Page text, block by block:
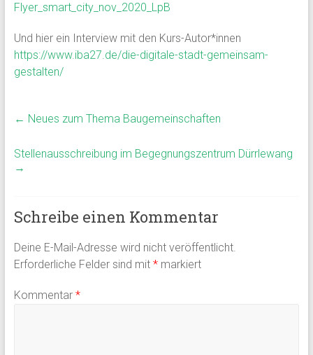
Flyer_smart_city_nov_2020_LpB
Und hier ein Interview mit den Kurs-Autor*innen
https://www.iba27.de/die-digitale-stadt-gemeinsam-
gestalten/
← Neues zum Thema Baugemeinschaften
Stellenausschreibung im Begegnungszentrum Dürrlewang
→
Schreibe einen Kommentar
Deine E-Mail-Adresse wird nicht veröffentlicht.
Erforderliche Felder sind mit *markiert
Kommentar *